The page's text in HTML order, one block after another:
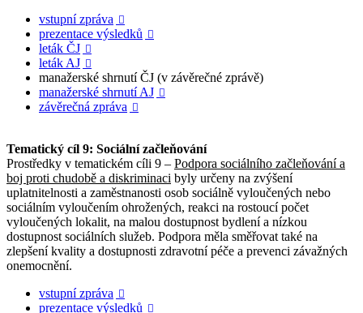
vstupní zpráva 
prezentace výsledků 
leták ČJ 
leták AJ 
manažerské shrnutí ČJ (v závěrečné zprávě)
manažerské shrnutí AJ 
závěrečná zpráva 
Tematický cíl 9: Sociální začleňování
Prostředky v tematickém cíli 9 – Podpora sociálního začleňování a
boj proti chudobě a diskriminaci byly určeny na zvýšení
uplatnitelnosti a zaměstnanosti osob sociálně vyloučených nebo
sociálním vyloučením ohrožených, reakci na rostoucí počet
vyloučených lokalit, na malou dostupnost bydlení a nízkou
dostupnost sociálních služeb. Podpora měla směřovat také na
zlepšení kvality a dostupnosti zdravotní péče a prevenci závažných
onemocnění.
vstupní zpráva 
prezentace výsledků 